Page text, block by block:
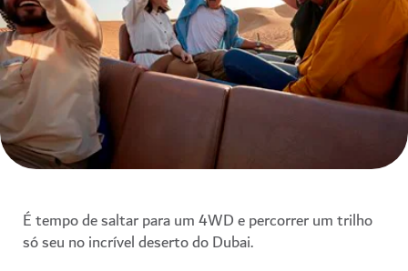
É tempo de saltar para um 4WD e percorrer um trilho
só seu no incrível deserto do Dubai.